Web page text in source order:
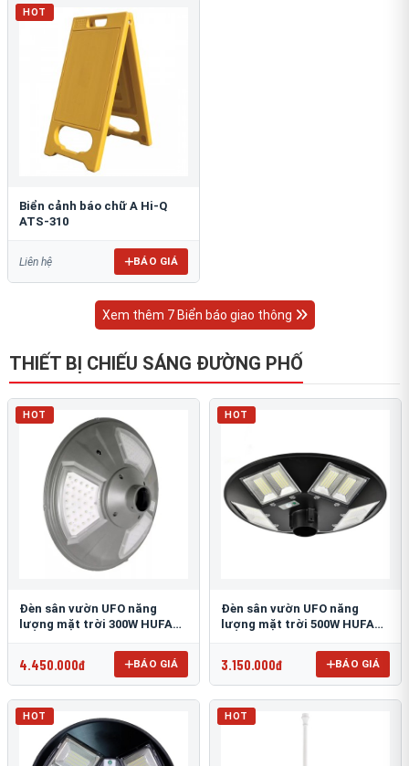
HOT
Biển cảnh báo chữ A Hi-Q
ATS-310
Liên hệ BÁO GIÁ
Xem thêm 7 Biển báo giao thông
THIẾT BỊ CHIẾU SÁNG ĐƯỜNG PHỐ
HOT
Đèn sân vườn UFO năng
lượng mặt trời 300W HUFA
4.450.000đ BÁO GIÁ
HOT
Đèn sân vườn UFO năng
lượng mặt trời 500W HUFA
3.150.000đ BÁO GIÁ
HOT HOT